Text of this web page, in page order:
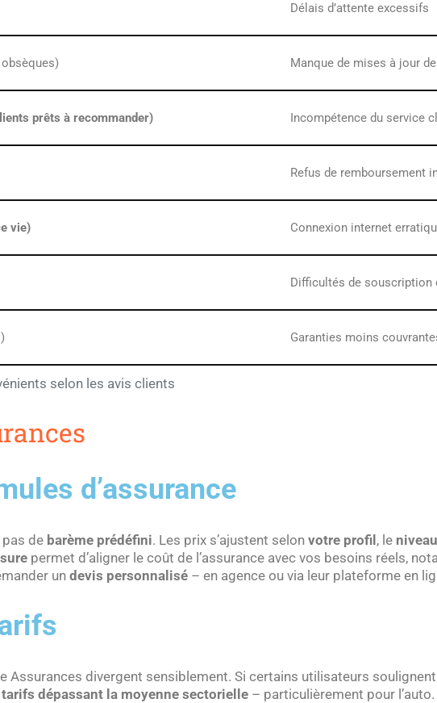
selon les avis clients
Délais d’attente excessifs
Manque de mises à jour
prêts à recommander) Incompétence du service
Refus de remboursement
vie) Connexion internet
Difficultés de souscription
Garanties moins
d’assurance
pas de barème prédéfini. Les prix s’ajustent selon votre profil , le
permet d’aligner le coût de l’assurance avec vos besoins réels,
un devis personnalisé – en agence ou via leur plateforme en
Assurances divergent sensiblement. Si certains utilisateurs
tarifs dépassant la moyenne sectorielle – particulièrement pour